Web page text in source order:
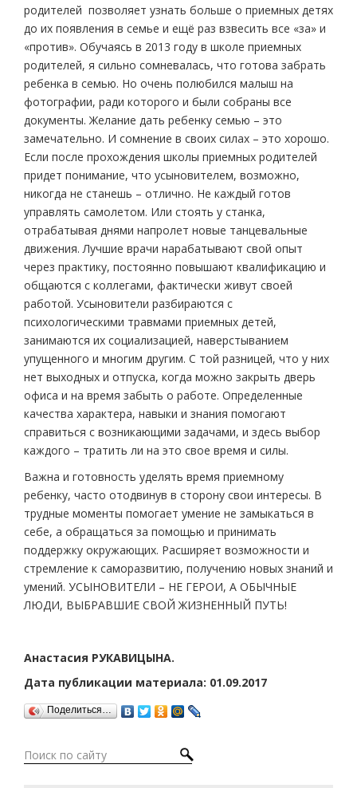
родителей позволяет узнать больше о приемных детях
до их появления в семье и ещё раз взвесить все «за» и
«против». Обучаясь в 2013 году в школе приемных
родителей, я сильно сомневалась, что готова забрать
ребенка в семью. Но очень полюбился малыш на
фотографии, ради которого и были собраны все
документы. Желание дать ребенку семью – это
замечательно. И сомнение в своих силах – это хорошо.
Если после прохождения школы приемных родителей
придет понимание, что усыновителем, возможно,
никогда не станешь – отлично. Не каждый готов
управлять самолетом. Или стоять у станка,
отрабатывая днями напролет новые танцевальные
движения. Лучшие врачи нарабатывают свой опыт
через практику, постоянно повышают квалификацию и
общаются с коллегами, фактически живут своей
работой. Усыновители разбираются с
психологическими травмами приемных детей,
занимаются их социализацией, наверстыванием
упущенного и многим другим. С той разницей, что у них
нет выходных и отпуска, когда можно закрыть дверь
офиса и на время забыть о работе. Определенные
качества характера, навыки и знания помогают
справиться с возникающими задачами, и здесь выбор
каждого – тратить ли на это свое время и силы.
Важна и готовность уделять время приемному
ребенку, часто отодвинув в сторону свои интересы. В
трудные моменты помогает умение не замыкаться в
себе, а обращаться за помощью и принимать
поддержку окружающих. Расширяет возможности и
стремление к саморазвитию, получению новых знаний и
умений. УСЫНОВИТЕЛИ – НЕ ГЕРОИ, А ОБЫЧНЫЕ
ЛЮДИ, ВЫБРАВШИЕ СВОЙ ЖИЗНЕННЫЙ ПУТЬ!
Анастасия РУКАВИЦЫНА.
Дата публикации материала: 01.09.2017
Поделиться…